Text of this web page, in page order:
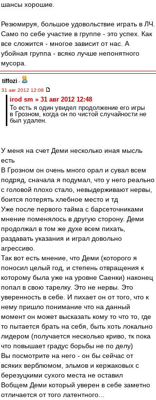
шансы хорошие.
Резюмируя, большое удовольствие играть в ЛЧ.
Само по себе участие в группе - это успех. Как
все сложится - многое зависит от нас. А
убойная группа - всяко лучше непонятного
мусора.
tiffozi -
31 авг 2012 12:08
irod sm » 31 авг 2012 12:48
То есть я один увидел продолжение его игры
в Грозном, когда он по чистой случайности не
был удален.
У меня на счет Деми несколько иная мысль
есть
В Грозном он очень много орал и сувал всем
подряд, сначала я подумал, что у него реально
с головой плохо стало, невыдерживают нервы,
боится потерять хлебное место и тд
Уже после первого тайма с барсеточниками
мнение поменялось в другую сторону. Деми
продолжал в том же духе всем пихать,
раздавать указания и играл довольно
агрессиво.
Так вот есть мнение, что Деми (которого я
поносил целый год, и степень отвращения к
которому была уже на уровне Саенки) наконец
попал в свою тарелку. Это не нервы. Это
уверенность в себе. И пихает он от того, что к
нему пришло понимание что на данный
момент он может высказать кому то что то, где
то пытается брать на себя, быть хоть локально
лидером (получается несколько криво, тк пока
что повышает градус борьбы не по делу)
Вы посмотрите на него - он бы сейчас от
всяких верблюмом, эльмов и кержаковых с
березуцкими сухого места не оставил
Вобщем Деми который уверен в себе заметно
отличается от того латентного...